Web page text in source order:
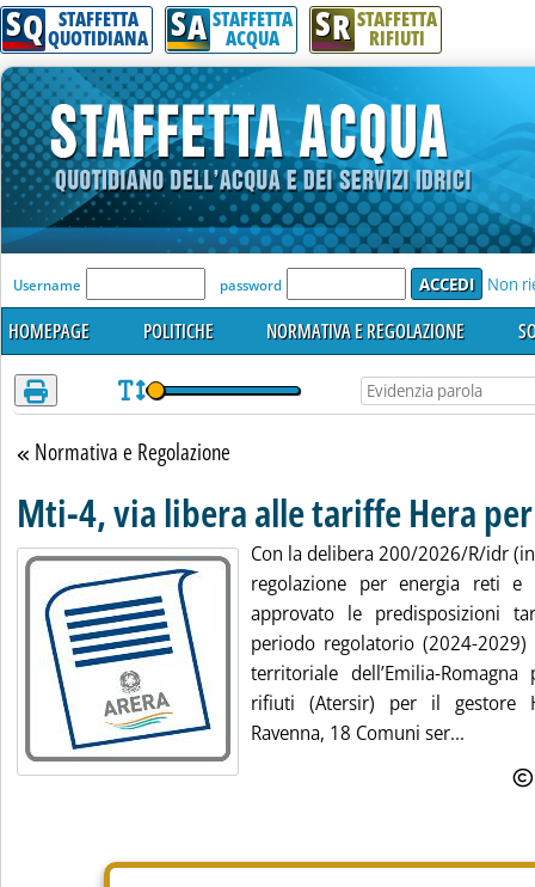
Attenzione! Esegui l'accesso per lèggere interamente la notizia.
SQ STAFFETTA
QUOTIDIANA SA STAFFETTA
ACQUA SR STAFFETTA
RIFIUTI
'Modulo Login per accedere'
Username password Non
HOMEPAGE POLITICHE NORMATIVA E REGOLAZIONE
Torna alla sezione
Normativa e Regolazione
Mti-4, via libera alle tariffe Hera
Con la delibera 200/2026/R/idr
regolazione per energia reti e
approvato le predisposizioni
periodo regolatorio (2024-2029)
territoriale dell’Emilia-
rifiuti (Atersir) per il gestore
Ravenna, 18 Comuni ser...